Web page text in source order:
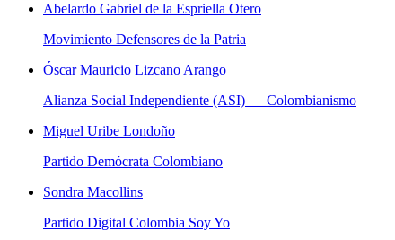
Abelardo Gabriel de la Espriella Otero
Movimiento Defensores de la Patria
Óscar Mauricio Lizcano Arango
Alianza Social Independiente (ASI) — Colombianismo
Miguel Uribe Londoño
Partido Demócrata Colombiano
Sondra Macollins
Partido Digital Colombia Soy Yo